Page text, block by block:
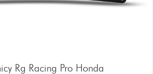
Rg Racing Pro Honda